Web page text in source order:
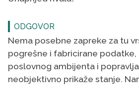
ODGOVOR
Nema posebne zapreke za tu
pogrešne i fabricirane
poslovnog ambijenta i
neobjektivno prikaže stanje.